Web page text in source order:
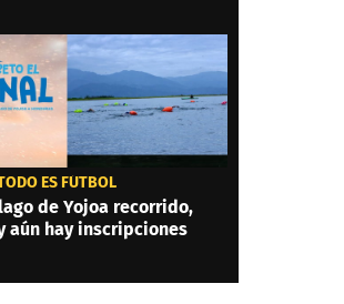
ES FÚTBOL
de Yojoa recorrido,
aún hay inscripciones